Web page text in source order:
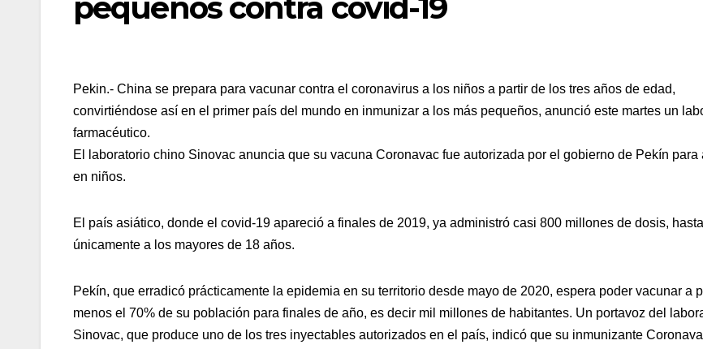
Pekin.- China se prepara para vacunar contra el coronavirus a los niños a partir de los tres años de edad,
convirtiéndose así en el primer país del mundo en inmunizar a los más pequeños, anunció este martes un
farmacéutico.
El laboratorio chino Sinovac anuncia que su vacuna Coronavac fue autorizada por el gobierno de Pekín para
en niños.
El país asiático, donde el covid-19 apareció a finales de 2019, ya administró casi 800 millones de dosis,
únicamente a los mayores de 18 años.
Pekín, que erradicó prácticamente la epidemia en su territorio desde mayo de 2020, espera poder vacunar a
menos el 70% de su población para finales de año, es decir mil millones de habitantes. Un portavoz del
Sinovac, que produce uno de los tres inyectables autorizados en el país, indicó que su inmunizante